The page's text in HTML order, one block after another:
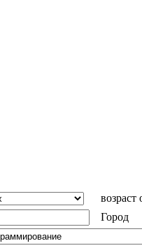
возраст
Город